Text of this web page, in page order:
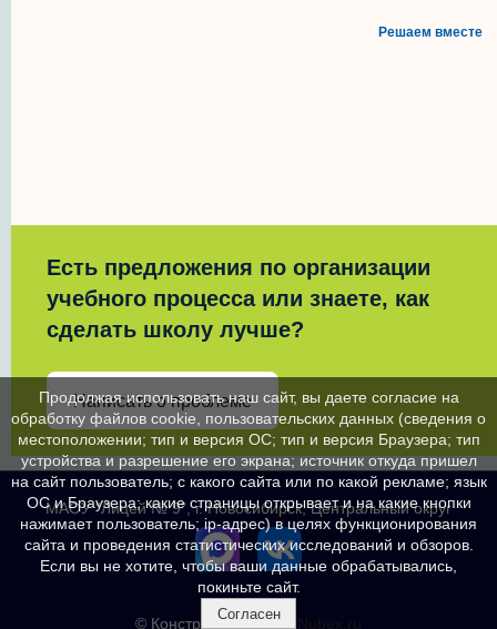
Решаем вместе
Есть предложения по организации
учебного процесса или знаете, как
сделать школу лучше?
Написать о проблеме
МАОУ "Лицей № 9", г. Новосибирск, Центральный округ
© Конструктор сайтов
Продолжая использовать наш сайт, вы даете согласие на
обработку файлов cookie, пользовательских данных (сведения о
местоположении; тип и версия ОС; тип и версия Браузера; тип
устройства и разрешение его экрана; источник откуда пришел
на сайт пользователь; с какого сайта или по какой рекламе; язык
ОС и Браузера; какие страницы открывает и на какие кнопки
нажимает пользователь; ip-адрес) в целях функционирования
сайта и проведения статистических исследований и обзоров.
Если вы не хотите, чтобы ваши данные обрабатывались,
покиньте сайт.
Согласен